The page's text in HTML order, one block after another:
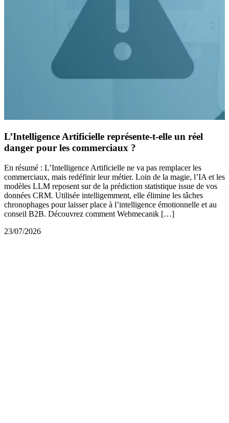
L’Intelligence Artificielle représente-t-elle un réel
danger pour les commerciaux ?
En résumé : L’Intelligence Artificielle ne va pas remplacer les
commerciaux, mais redéfinir leur métier. Loin de la magie, l’IA et les
modèles LLM reposent sur de la prédiction statistique issue de vos
données CRM. Utilisée intelligemment, elle élimine les tâches
chronophages pour laisser place à l’intelligence émotionnelle et au
conseil B2B. Découvrez comment Webmecanik […]
23/07/2026